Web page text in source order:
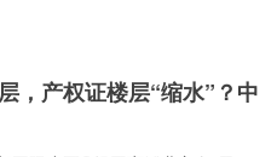
，产权证楼层“缩水”？中